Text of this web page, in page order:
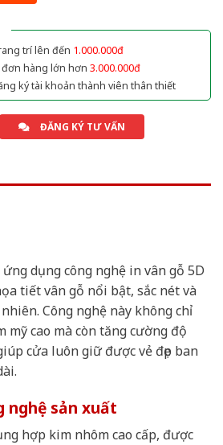
trí lên đến 1.000.000đ
đơn hàng lớn hơn 3.000.000đ
ký tài khoản thành viên thân thiết
ĐĂNG KÝ TƯ VẤN
dụng công nghệ in vân gỗ 5D
tiết vân gỗ nổi bật, sắc nét và
Công nghệ này không chỉ
mỹ cao mà còn tăng cường độ
cửa luôn giữ được vẻ đẹp ban
nghệ sản xuất
hợp kim nhôm cao cấp, được